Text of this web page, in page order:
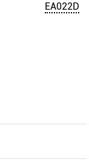
EA022D